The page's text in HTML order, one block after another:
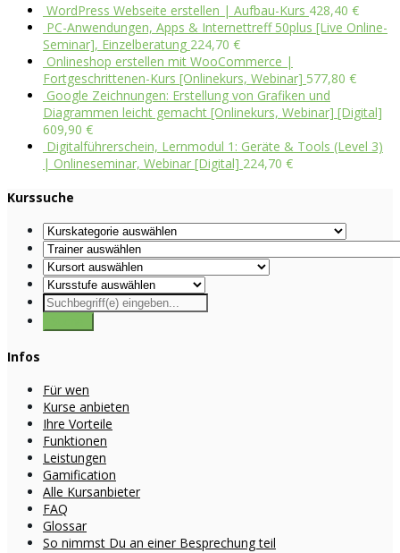
WordPress Webseite erstellen | Aufbau-Kurs 428,40 €
PC-Anwendungen, Apps & Internettreff 50plus [Live Online-
Seminar], Einzelberatung 224,70 €
Onlineshop erstellen mit WooCommerce |
Fortgeschrittenen-Kurs [Onlinekurs, Webinar] 577,80 €
Google Zeichnungen: Erstellung von Grafiken und
Diagrammen leicht gemacht [Onlinekurs, Webinar] [Digital]
609,90 €
Digitalführerschein, Lernmodul 1: Geräte & Tools (Level 3)
| Onlineseminar, Webinar [Digital] 224,70 €
Kurssuche
Infos
Für wen
Kurse anbieten
Ihre Vorteile
Funktionen
Leistungen
Gamification
Alle Kursanbieter
FAQ
Glossar
So nimmst Du an einer Besprechung teil